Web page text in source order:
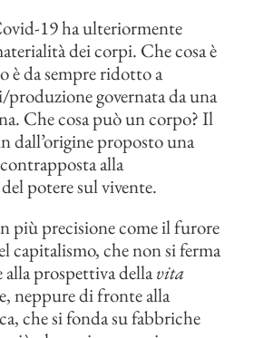
19 ha ulteriormente
dei corpi. Che cosa è
è da sempre ridotto a
governata da una
Che cosa può un corpo? Il
dall’origine proposto una
alla
potere sul vivente.
più precisione come il furore
capitalismo, che non si ferma
prospettiva dellavita
neppure di fronte alla
che si fonda su fabbriche